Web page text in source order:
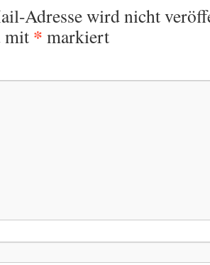
Adresse wird nicht
mit * markiert